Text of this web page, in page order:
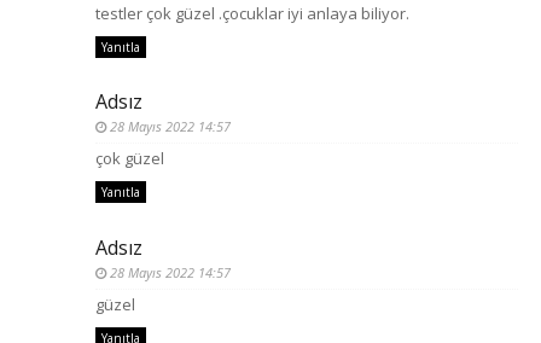
testler çok güzel .çocuklar iyi anlaya biliyor.
Yanıtla
Adsız
28 Mayıs 2022 14:57
çok güzel
Yanıtla
Adsız
28 Mayıs 2022 14:57
güzel
Yanıtla